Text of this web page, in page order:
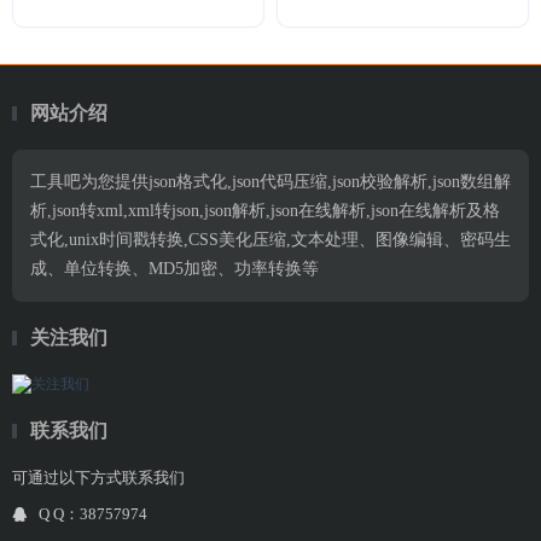
网站介绍
工具吧为您提供json格式化,json代码压缩,json校验解析,json数组解
析,json转xml,xml转json,json解析,json在线解析,json在线解析及格
式化,unix时间戳转换,CSS美化压缩,文本处理、图像编辑、密码生
成、单位转换、MD5加密、功率转换等
关注我们
联系我们
可通过以下方式联系我们
Q Q：38757974